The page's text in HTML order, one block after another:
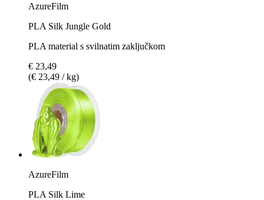
AzureFilm
PLA Silk Jungle Gold
PLA material s svilnatim zaključkom
€ 23,49
(€ 23,49 / kg)
AzureFilm
PLA Silk Lime